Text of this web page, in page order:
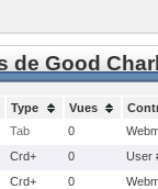
de Good
Type Vues
Tab 0
Crd+ 0
User
Crd+ 0